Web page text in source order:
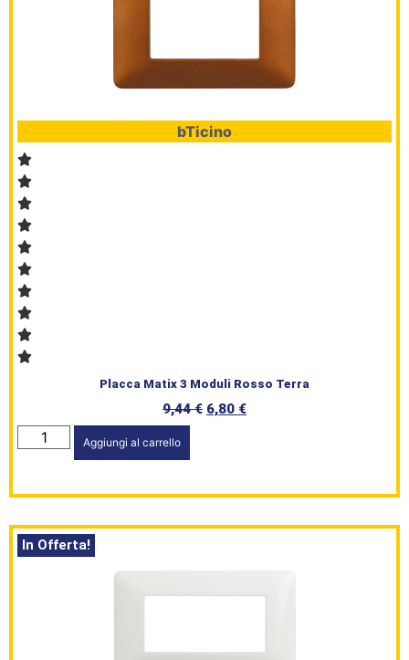
bTicino
Placca Matix 3 Moduli Rosso Terra
9,44€ 6,80 €
Aggiungi al carrello
In Offerta!